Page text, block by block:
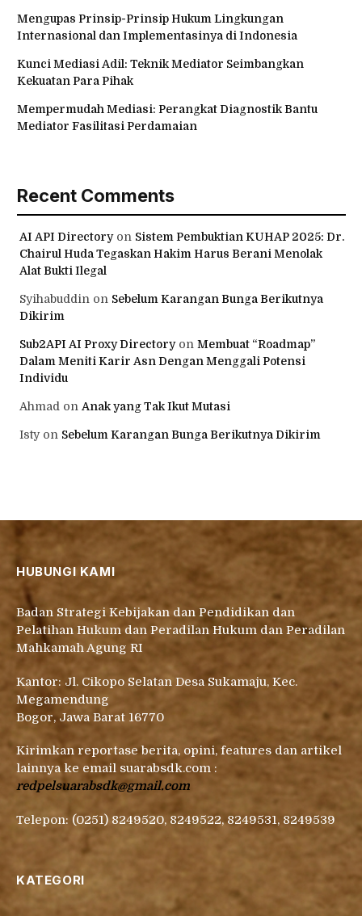
Mengupas Prinsip-Prinsip Hukum Lingkungan
Internasional dan Implementasinya di Indonesia
Kunci Mediasi Adil: Teknik Mediator Seimbangkan
Kekuatan Para Pihak
Mempermudah Mediasi: Perangkat Diagnostik Bantu
Mediator Fasilitasi Perdamaian
Recent Comments
AI API Directoryon Sistem Pembuktian KUHAP 2025: Dr.
Chairul Huda Tegaskan Hakim Harus Berani Menolak
Alat Bukti Ilegal
Syihabuddin on Sebelum Karangan Bunga Berikutnya
Dikirim
Sub2API AI Proxy Directoryon Membuat “Roadmap”
Dalam Meniti Karir Asn Dengan Menggali Potensi
Individu
Ahmad on Anak yang Tak Ikut Mutasi
Istyon Sebelum Karangan Bunga Berikutnya Dikirim
HUBUNGI KAMI
Badan Strategi Kebijakan dan Pendidikan dan
Pelatihan Hukum dan Peradilan Hukum dan Peradilan
Mahkamah Agung RI
Kantor: Jl. Cikopo Selatan Desa Sukamaju, Kec.
Megamendung
Bogor, Jawa Barat 16770
Kirimkan reportase berita, opini, features dan artikel
lainnya ke email suarabsdk.com :
redpelsuarabsdk@gmail.com
Telepon: (0251) 8249520, 8249522, 8249531, 8249539
KATEGORI